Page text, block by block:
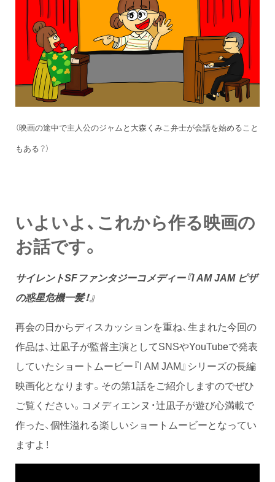
（映画の途中で主人公のジャムと大森くみこ弁士が会話を始めること
もある？）
いよいよ、これから作る映画の
お話です。
サイレントSFファンタジーコメディー『I AM JAM ピザ
の惑星危機一髪！』
再会の日からディスカッションを重ね、生まれた今回の
作品は、辻凪子が監督主演としてSNSやYouTubeで発表
していたショートムービー『I AM JAM』シリーズの長編
映画化となります。その第1話をご紹介しますのでぜひ
ご覧ください。コメディエンヌ・辻凪子が遊び心満載で
作った、個性溢れる楽しいショートムービーとなってい
ますよ！